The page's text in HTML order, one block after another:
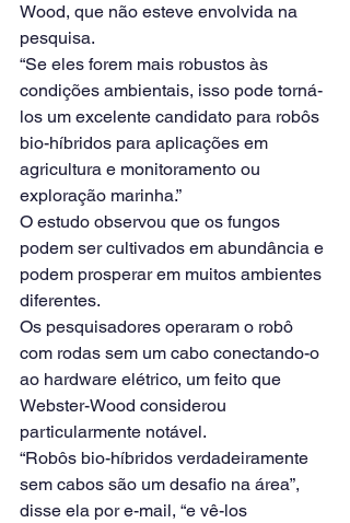
Wood, que não esteve envolvida na
pesquisa.
“Se eles forem mais robustos às
condições ambientais, isso pode torná-
los um excelente candidato para robôs
bio-híbridos para aplicações em
agricultura e monitoramento ou
exploração marinha.”
O estudo observou que os fungos
podem ser cultivados em abundância e
podem prosperar em muitos ambientes
diferentes.
Os pesquisadores operaram o robô
com rodas sem um cabo conectando-o
ao hardware elétrico, um feito que
Webster-Wood considerou
particularmente notável.
“Robôs bio-híbridos verdadeiramente
sem cabos são um desafio na área”,
disse ela por e-mail, “e vê-los